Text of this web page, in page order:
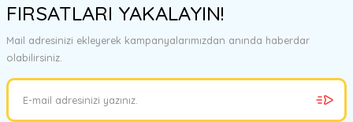
tarafımıza iletebilirsiniz.
Görüş ve önerileriniz için teşekkür ederiz.
Ürün resmi kalitesiz, bozuk veya görüntülenemiyor.
Ürün bilgilerinde hatalar bulunuyor.
FIRSATLARI YAKALAYIN!
Mail adresinizi ekleyerek kampanyalarımızdan anında haberdar
olabilirsiniz.